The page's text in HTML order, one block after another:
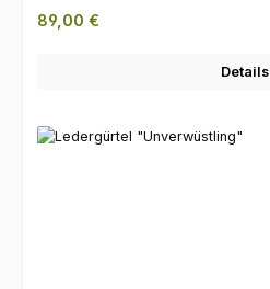
Regulärer Preis:
89,00 €
Details